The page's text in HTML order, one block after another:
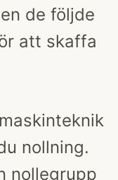
de följde
att skaffa
nollning.
nollegrupp